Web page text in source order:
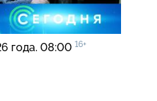
года. 08:00 16+